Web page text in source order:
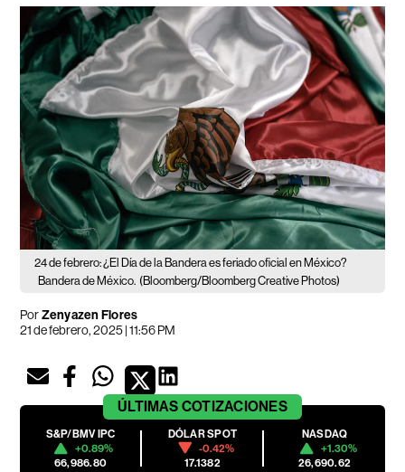
24 de febrero: ¿El Día de la Bandera es feriado oficial en México?
Bandera de México. (Bloomberg/Bloomberg Creative Photos)
PorZenyazen Flores
21 de febrero, 2025 | 11:56 PM
ÚLTIMAS COTIZACIONES
S&P/BMV IPC
+0.89%
66,986.80
DÓLAR SPOT
-0.42%
17.1382
NASDAQ
+1.30%
26,690.62